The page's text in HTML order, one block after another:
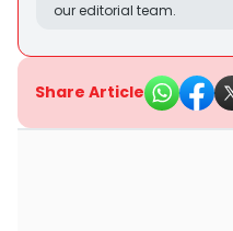
our editorial team.
Share Article